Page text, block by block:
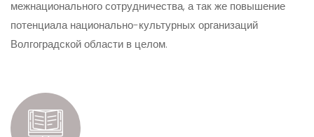
межнационального сотрудничества, а так же повышение
потенциала национально-культурных организаций
Волгоградской области в целом.